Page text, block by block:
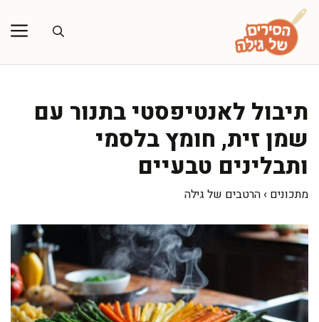
לדלג
לתוכן
תיבול לאנטיפסטי בתנור עם
שמן זית, חומץ בלסמי
ותבלינים טבעיים
מתכונים › הרטבים של גילה